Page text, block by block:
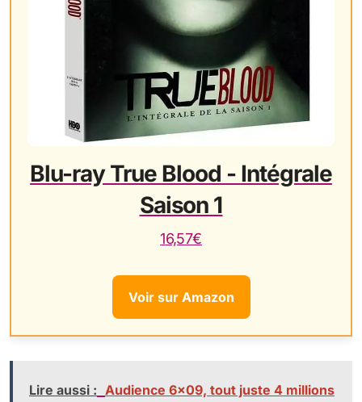
Blu-ray True Blood - Intégrale
Saison 1
16,57€
Voir sur Amazon
Lire aussi : Audience 6×09, tout juste 4 millions